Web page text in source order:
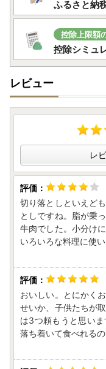
ふるさと納
控除上限額
控除シミュ
レビュー
レ
切り落としといえど
としですね。脂が乗
牛肉でした。小分け
いろいろな料理に使
おいしい。とにかく
せいか、子供たちが
は3つ頼もうと思い
落ち着いて食べれる